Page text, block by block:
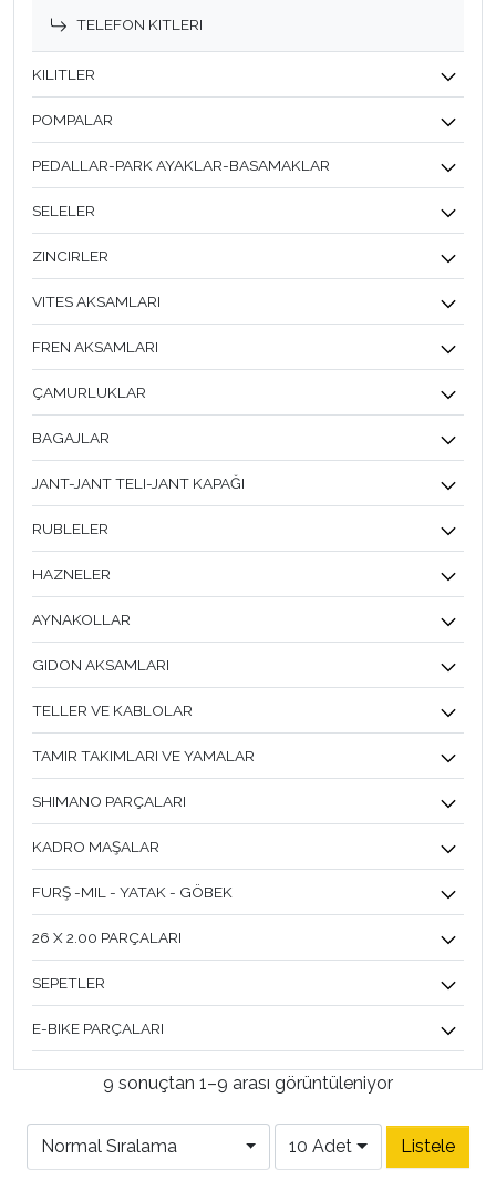
TELEFON KITLERI
KILITLER
POMPALAR
PEDALLAR-PARK AYAKLAR-BASAMAKLAR
SELELER
ZINCIRLER
VITES AKSAMLARI
FREN AKSAMLARI
ÇAMURLUKLAR
BAGAJLAR
JANT-JANT TELI-JANT KAPAĞI
RUBLELER
HAZNELER
AYNAKOLLAR
GIDON AKSAMLARI
TELLER VE KABLOLAR
TAMIR TAKIMLARI VE YAMALAR
SHIMANO PARÇALARI
KADRO MAŞALAR
FURŞ -MIL - YATAK - GÖBEK
26 X 2.00 PARÇALARI
SEPETLER
E-BIKE PARÇALARI
9 sonuçtan 1–9 arası görüntüleniyor
Normal Sıralama 10 Adet